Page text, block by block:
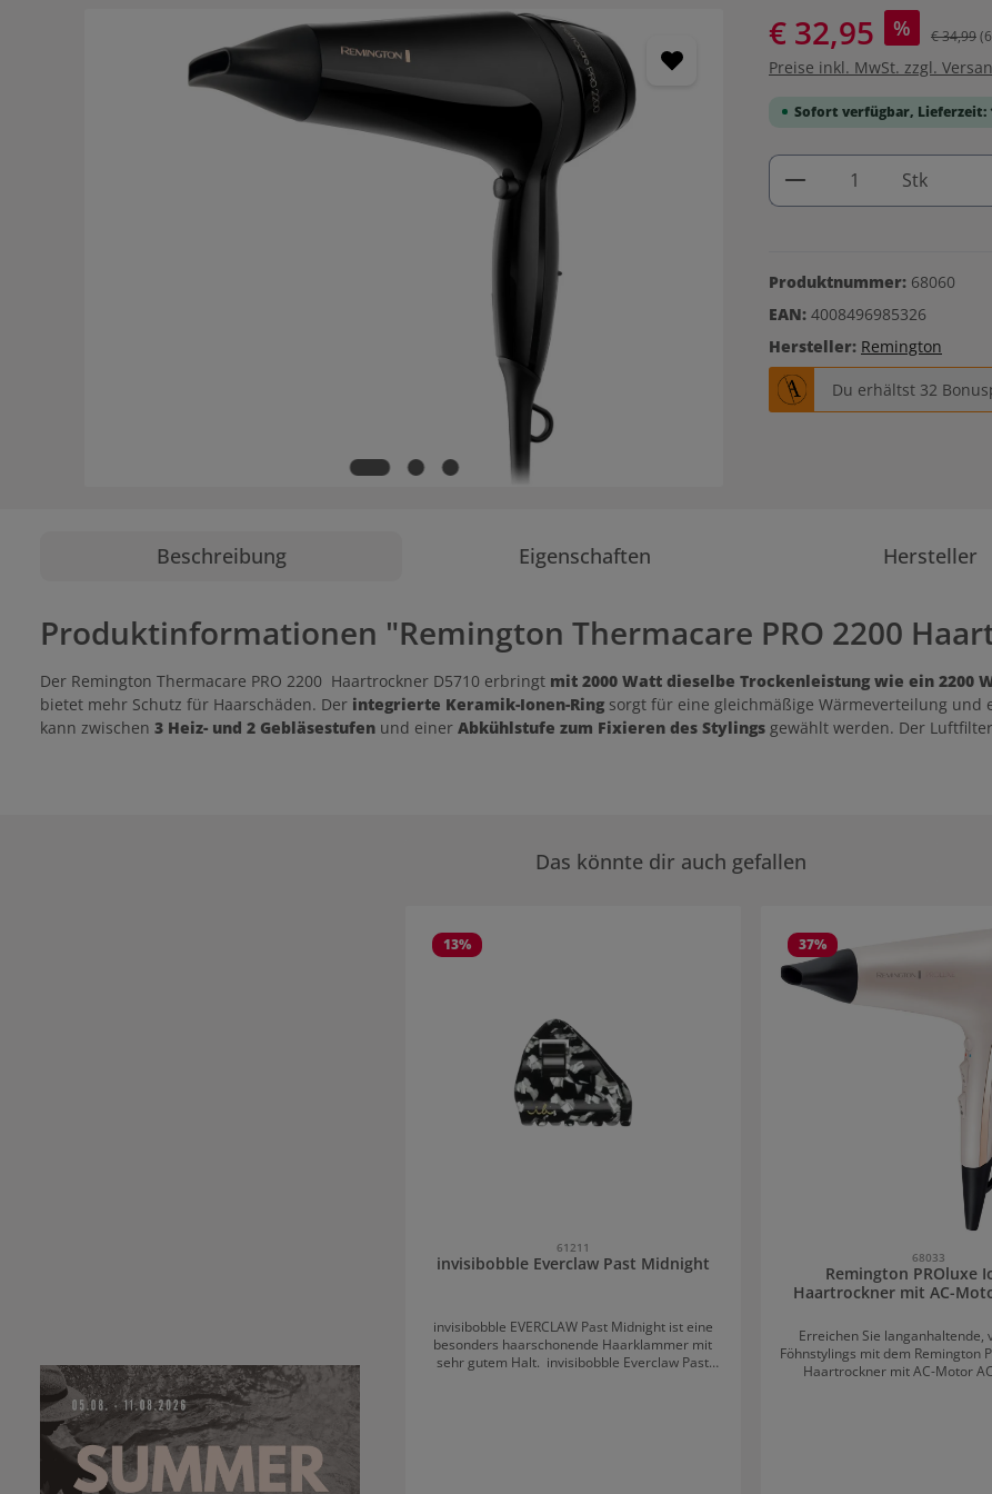
€ 32,95 % € 34,99
Preise inkl. MwSt. zzgl.
Sofort verfügbar, Lieferzeit:
Produkt Anzahl:
Stk
Produktnummer: 68060
EAN: 4008496985326
Hersteller: Remington
Du erhältst 32
Beschreibung Eigenschaften Hersteller
Produktinformationen "Remington Thermacare PRO 2200
Der Remington Thermacare PRO 2200 Haartrockner D5710 erbringt mit 2000 Watt dieselbe Trockenleistung wie ein 2200
bietet mehr Schutz für Haarschäden. Der integrierte Keramik-Ionen-Ring sorgt für eine gleichmäßige Wärmeverteilung und
kann zwischen 3 Heiz- und 2 Gebläsestufen und einer Abkühlstufe zum Fixieren des Stylings gewählt werden. Der
Das könnte dir auch gefallen
13%
61211
invisibobble Everclaw Past Midnight
invisibobble EVERCLAW Past Midnight ist eine
besonders haarschonende Haarklammer mit
sehr gutem Halt. invisibobble Everclaw Past
37%
68033
Remington PROluxe
Haartrockner mit AC-
Erreichen Sie langanhaltende,
Föhnstylings mit dem Remington
Haartrockner mit AC-Motor